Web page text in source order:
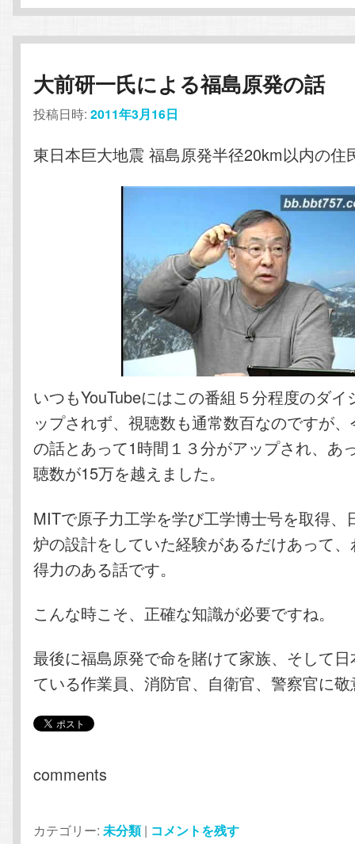
大前研一氏による福島原発の話
投稿日時:2011年3月16日
東日本巨大地震 福島原発半径20km以内の住
いつもYouTubeにはこの番組５分程度のダイ
ップされず、視聴数も通常数百なのですが
の話とあって1時間１３分がアップされ、あ
聴数が15万を越えました。
MITで原子力工学を学び工学博士号を取得、
炉の設計をしていた経験があるだけあって
得力のある話です。
こんな時こそ、正確な知識が必要ですね。
最後に福島原発で命を賭けて家族、そして
ている作業員、消防官、自衛官、警察官に
comments
カテゴリー: 未分類 | コメントを残す